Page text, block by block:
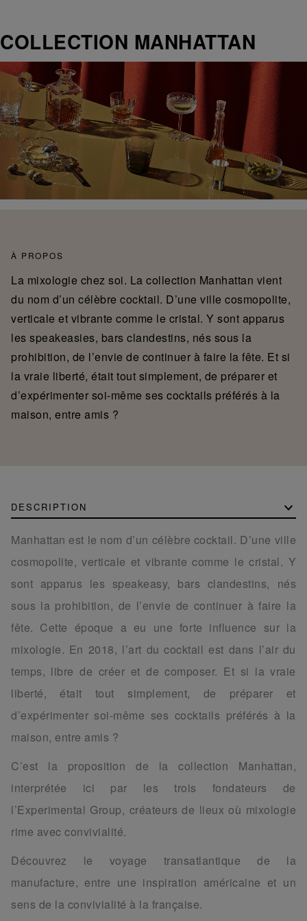
COLLECTION MANHATTAN
À PROPOS
La mixologie chez soi. La collection Manhattan vient
du nom d’un célèbre cocktail. D’une ville cosmopolite,
verticale et vibrante comme le cristal. Y sont apparus
les speakeasies, bars clandestins, nés sous la
prohibition, de l’envie de continuer à faire la fête. Et si
la vraie liberté, était tout simplement, de préparer et
d’expérimenter soi-même ses cocktails préférés à la
maison, entre amis ?
DESCRIPTION
Manhattan est le nom d’un célèbre cocktail. D’une ville
cosmopolite, verticale et vibrante comme le cristal. Y
sont apparus les speakeasy, bars clandestins, nés
sous la prohibition, de l’envie de continuer à faire la
fête. Cette époque a eu une forte influence sur la
mixologie. En 2018, l’art du cocktail est dans l’air du
temps, libre de créer et de composer. Et si la vraie
liberté, était tout simplement, de préparer et
d’expérimenter soi-même ses cocktails préférés à la
maison, entre amis ?
C’est la proposition de la collection Manhattan,
interprétée ici par les trois fondateurs de
l’Experimental Group, créateurs de lieux où mixologie
rime avec convivialité.
Découvrez le voyage transatlantique de la
manufacture, entre une inspiration américaine et un
sens de la convivialité à la française.